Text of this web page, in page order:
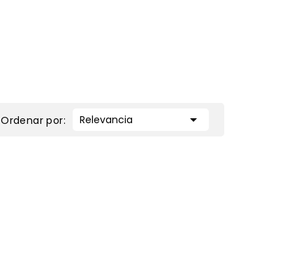
Ordenar por: Relevancia 